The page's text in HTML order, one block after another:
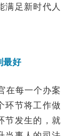
满足新时代人
最好
在每一个办案
环节将工作做
节发生的，就